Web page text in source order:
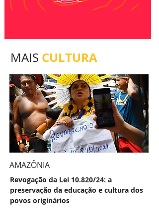
MAIS CULTURA
AMAZÔNIA
Revogação da Lei 10.820/24: a
preservação da educação e cultura dos
povos originários